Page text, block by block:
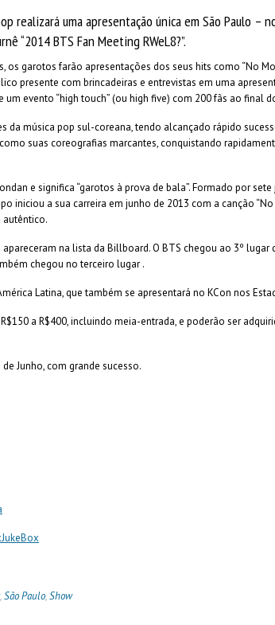
realizará uma apresentação única em São Paulo –
“2014 BTS Fan Meeting RWeL8?”.
garotos farão apresentações dos seus hits como “No More
presente com brincadeiras e entrevistas em uma
evento “high touch” (ou high five) com 200 fãs ao final
da música pop sul-coreana, tendo alcançado rápido
suas coreografias marcantes, conquistando
e significa “garotos à prova de bala”. Formado por sete
iniciou a sua carreira em junho de 2013 com a canção
autêntico.
na lista da Billboard. O BTS chegou ao 3º
chegou no terceiro lugar .
Latina, que também se apresentará no KCon nos
a R$400, incluindo meia-entrada, e poderão ser
Junho, com grande sucesso.
,São Paulo,Show